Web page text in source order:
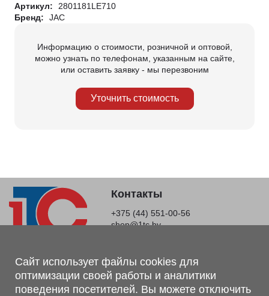
Артикул:
2801181LE710
Бренд:
JAC
Информацию о стоимости, розничной и оптовой,
можно узнать по телефонам, указанным на сайте,
или оставить заявку - мы перезвоним
Уточнить стоимость
Контакты
+375 (44) 551-00-56
shop@1tc.by
Магазин, склад
г. Минск, Минский р-н, п. Привольный, ул. Мира, 20А,
223062
Сайт использует файлы cookies для
оптимизации своей работы и аналитики
поведения посетителей. Вы можете отключить